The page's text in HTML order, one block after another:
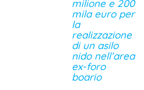
milione e 200
mila euro per
la
realizzazione
di un asilo
nido nell’area
ex-foro
boario